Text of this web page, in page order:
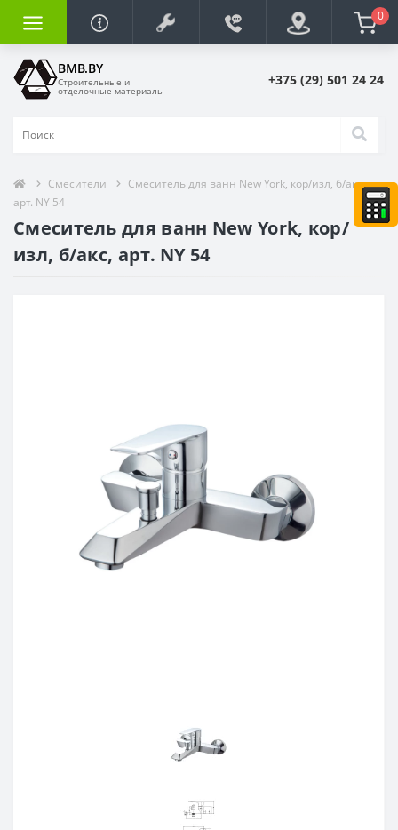
0
BMB.BY
Строительные и
отделочные материалы
+375 (29) 501 24 24
Смесители
Смеситель для ванн New York, кор/изл, б/акс,
арт. NY 54
Смеситель для ванн New York, кор/
изл, б/акс, арт. NY 54